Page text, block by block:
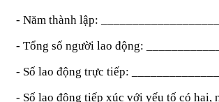
- Năm thành lập:
- Tổng số người lao động:
- Số lao động trực tiếp:
- Số lao động tiếp xúc với yếu tố có hại,